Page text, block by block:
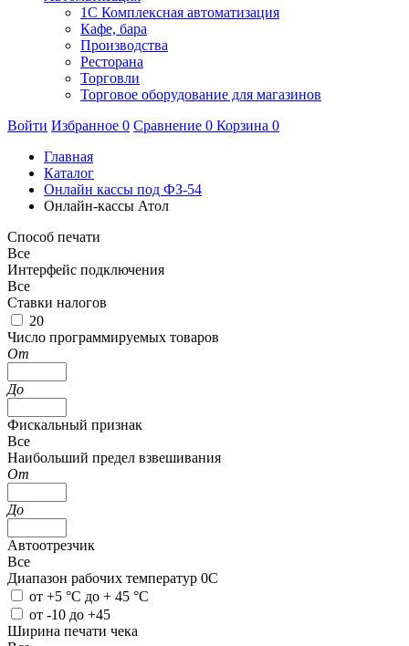
1C Комплексная автоматизация
Кафе, бара
Производства
Ресторана
Торговли
Торговое оборудование для магазинов
Войти Избранное 0 Сравнение 0 Корзина 0
Главная
Каталог
Онлайн кассы под ФЗ-54
Онлайн-кассы Атол
Способ печати
Все
Интерфейс подключения
Все
Ставки налогов
20
Число программируемых товаров
От
До
Фискальный признак
Все
Наибольший предел взвешивания
От
До
Автоотрезчик
Все
Диапазон рабочих температур 0С
от +5 °С до + 45 °С
от -10 до +45
Ширина печати чека